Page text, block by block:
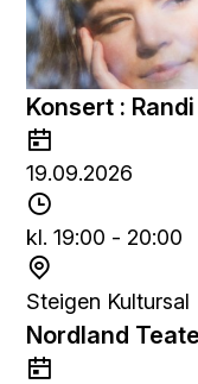
n
k
t
Konsert :
a
o
19.09.2026
i
s
p
kl. 19:00 - 20:00
t
e
Steigen Kultursal
Nordland